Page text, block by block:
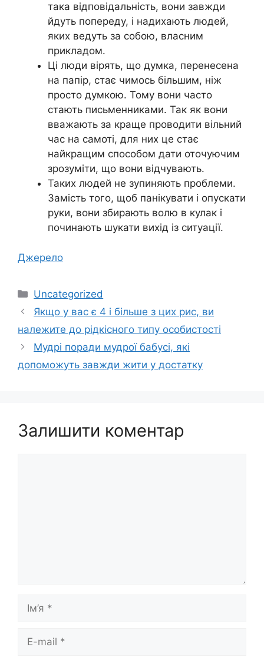
така відповідальність, вони завжди
йдуть попереду, і надихають людей,
яких ведуть за собою, власним
прикладом.
Ці люди вірять, що думка, перенесена
на папір, стає чимось більшим, ніж
просто думкою. Тому вони часто
стають письменниками. Так як вони
вважають за краще проводити вільний
час на самоті, для них це стає
найкращим способом дати оточуючим
зрозуміти, що вони відчувають.
Таких людей не зупиняють проблеми.
Замість того, щоб панікувати і опускати
руки, вони збирають волю в кулак і
починають шукати вихід із ситуації.
Джерело
Категорії
Uncategorized
Якщо у вас є 4 і більше з цих рис, ви
належите до рідкісного типу особистості
Мудрі поради мудрої бабусі, які
допоможуть завжди жити у достатку
Залишити коментар
mail